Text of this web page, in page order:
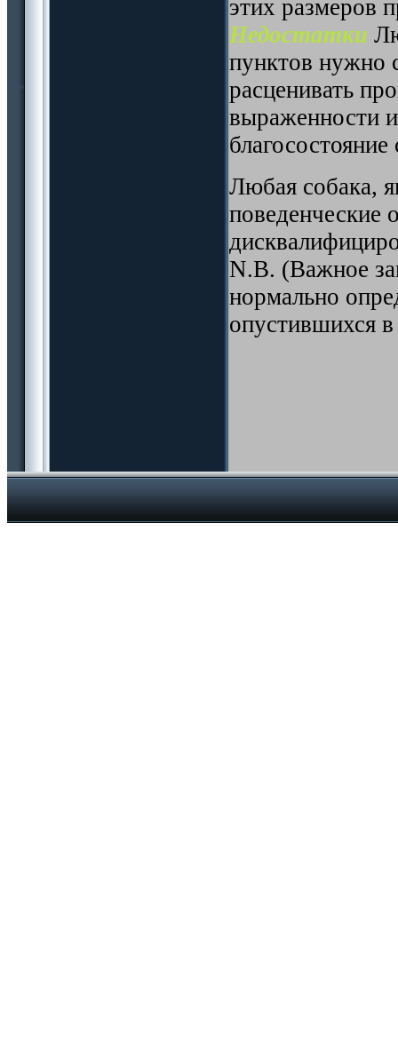
этих размеров
Недостатки
пунктов нужно
расценивать
выраженности
благосостояние
Любая собака,
поведенческие
N.B. (Важное
нормально
опустившихся